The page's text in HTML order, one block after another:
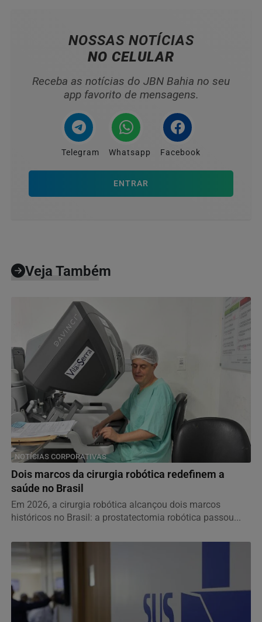
NOSSAS NOTÍCIAS
NO CELULAR
Receba as notícias do JBN Bahia no seu
app favorito de mensagens.
Telegram Whatsapp Facebook
ENTRAR
Veja Também
NOTÍCIAS CORPORATIVAS
Dois marcos da cirurgia robótica redefinem a
saúde no Brasil
Em 2026, a cirurgia robótica alcançou dois marcos
históricos no Brasil: a prostatectomia robótica passou...